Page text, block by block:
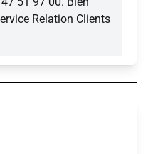
Relation Clients